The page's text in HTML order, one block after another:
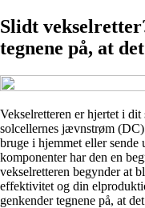
Slidt
tegnene på, at
Vekselretteren er hjertet i
solcellernes jævnstrøm
bruge i hjemmet eller sende
komponenter har den en
vekselretteren begynder at
effektivitet og din
genkender tegnene på, at